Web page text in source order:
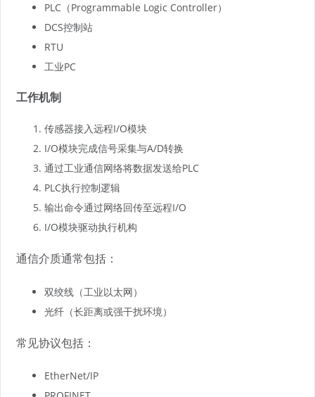
PLC（Programmable Logic Controller）
DCS控制站
RTU
工业PC
工作机制
传感器接入远程I/O模块
I/O模块完成信号采集与A/D转换
通过工业通信网络将数据发送给PLC
PLC执行控制逻辑
输出命令通过网络回传至远程I/O
I/O模块驱动执行机构
通信介质通常包括：
双绞线（工业以太网）
光纤（长距离或强干扰环境）
常见协议包括：
EtherNet/IP